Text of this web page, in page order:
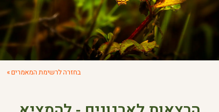
בחזרה לרשימת המאמרים »